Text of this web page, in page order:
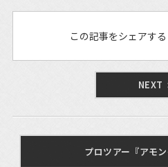
この記事をシェアする
NEXT
プロツアー『アモ